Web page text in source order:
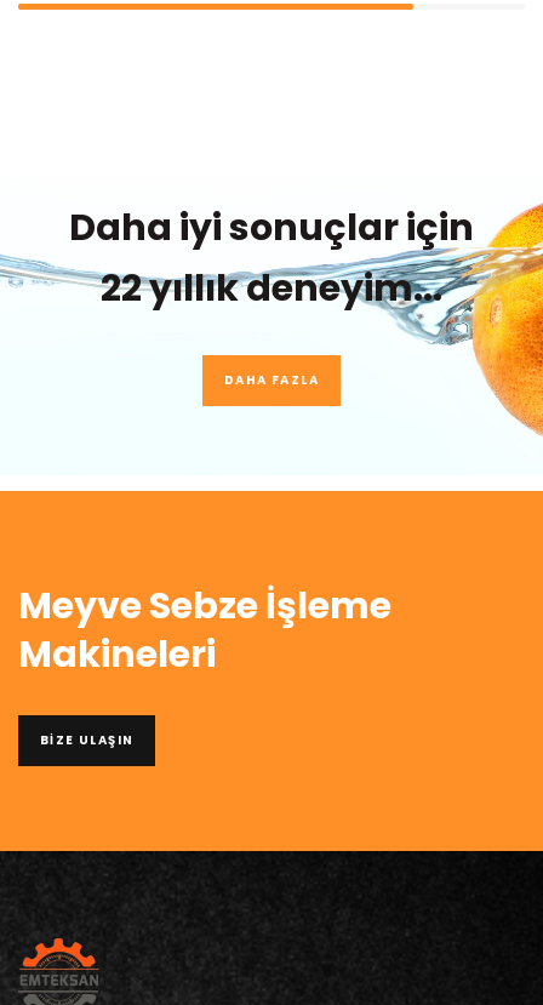
Daha iyi sonuçlar için
22 yıllık deneyim...
DAHA FAZLA
Meyve Sebze İşleme
Makineleri
BIZE ULAŞIN